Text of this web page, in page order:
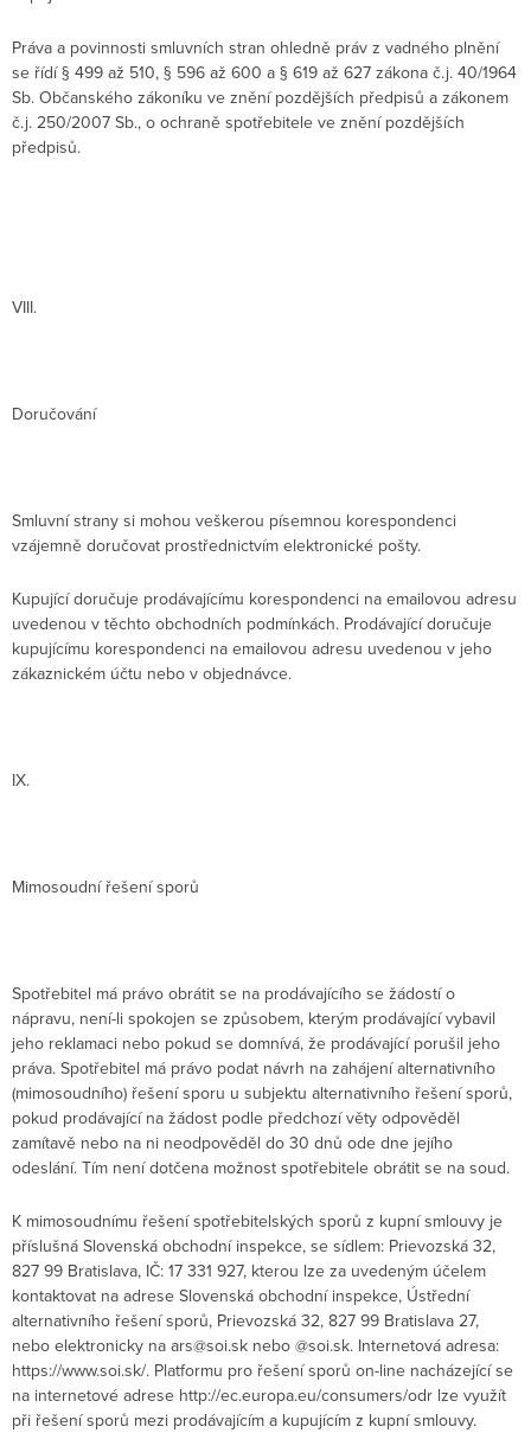
Práva a povinnosti smluvních stran ohledně práv z vadného plnění
se řídí § 499 až 510, § 596 až 600 a § 619 až 627 zákona č.j. 40/1964
Sb. Občanského zákoníku ve znění pozdějších předpisů a zákonem
č.j. 250/2007 Sb., o ochraně spotřebitele ve znění pozdějších
předpisů.
VIII.
Doručování
Smluvní strany si mohou veškerou písemnou korespondenci
vzájemně doručovat prostřednictvím elektronické pošty.
Kupující doručuje prodávajícímu korespondenci na emailovou adresu
uvedenou v těchto obchodních podmínkách. Prodávající doručuje
kupujícímu korespondenci na emailovou adresu uvedenou v jeho
zákaznickém účtu nebo v objednávce.
IX.
Mimosoudní řešení sporů
Spotřebitel má právo obrátit se na prodávajícího se žádostí o
nápravu, není-li spokojen se způsobem, kterým prodávající vybavil
jeho reklamaci nebo pokud se domnívá, že prodávající porušil jeho
práva. Spotřebitel má právo podat návrh na zahájení alternativního
(mimosoudního) řešení sporu u subjektu alternativního řešení sporů,
pokud prodávající na žádost podle předchozí věty odpověděl
zamítavě nebo na ni neodpověděl do 30 dnů ode dne jejího
odeslání. Tím není dotčena možnost spotřebitele obrátit se na soud.
K mimosoudnímu řešení spotřebitelských sporů z kupní smlouvy je
příslušná Slovenská obchodní inspekce, se sídlem: Prievozská 32,
827 99 Bratislava, IČ: 17 331 927, kterou lze za uvedeným účelem
kontaktovat na adrese Slovenská obchodní inspekce, Ústřední
alternativního řešení sporů, Prievozská 32, 827 99 Bratislava 27,
nebo elektronicky na ars@soi.sk nebo @soi.sk. Internetová adresa:
https://www.soi.sk/. Platformu pro řešení sporů on-line nacházející se
na internetové adrese http://ec.europa.eu/consumers/odr lze využít
při řešení sporů mezi prodávajícím a kupujícím z kupní smlouvy.